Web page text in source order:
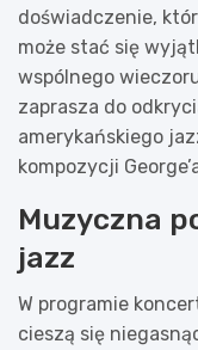
doświadczenie,
może stać się
wspólnego
zaprasza do
amerykańskiego
kompozycji
Muzyczna
jazz
W programie
cieszą się